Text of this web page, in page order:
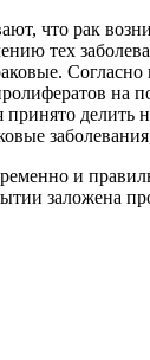
что рак
тех
на
и
заложена